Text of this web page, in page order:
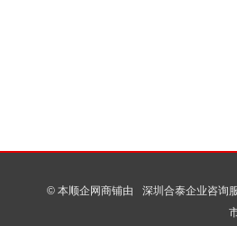
© 本顺企网商铺由
深圳合泰企业咨询